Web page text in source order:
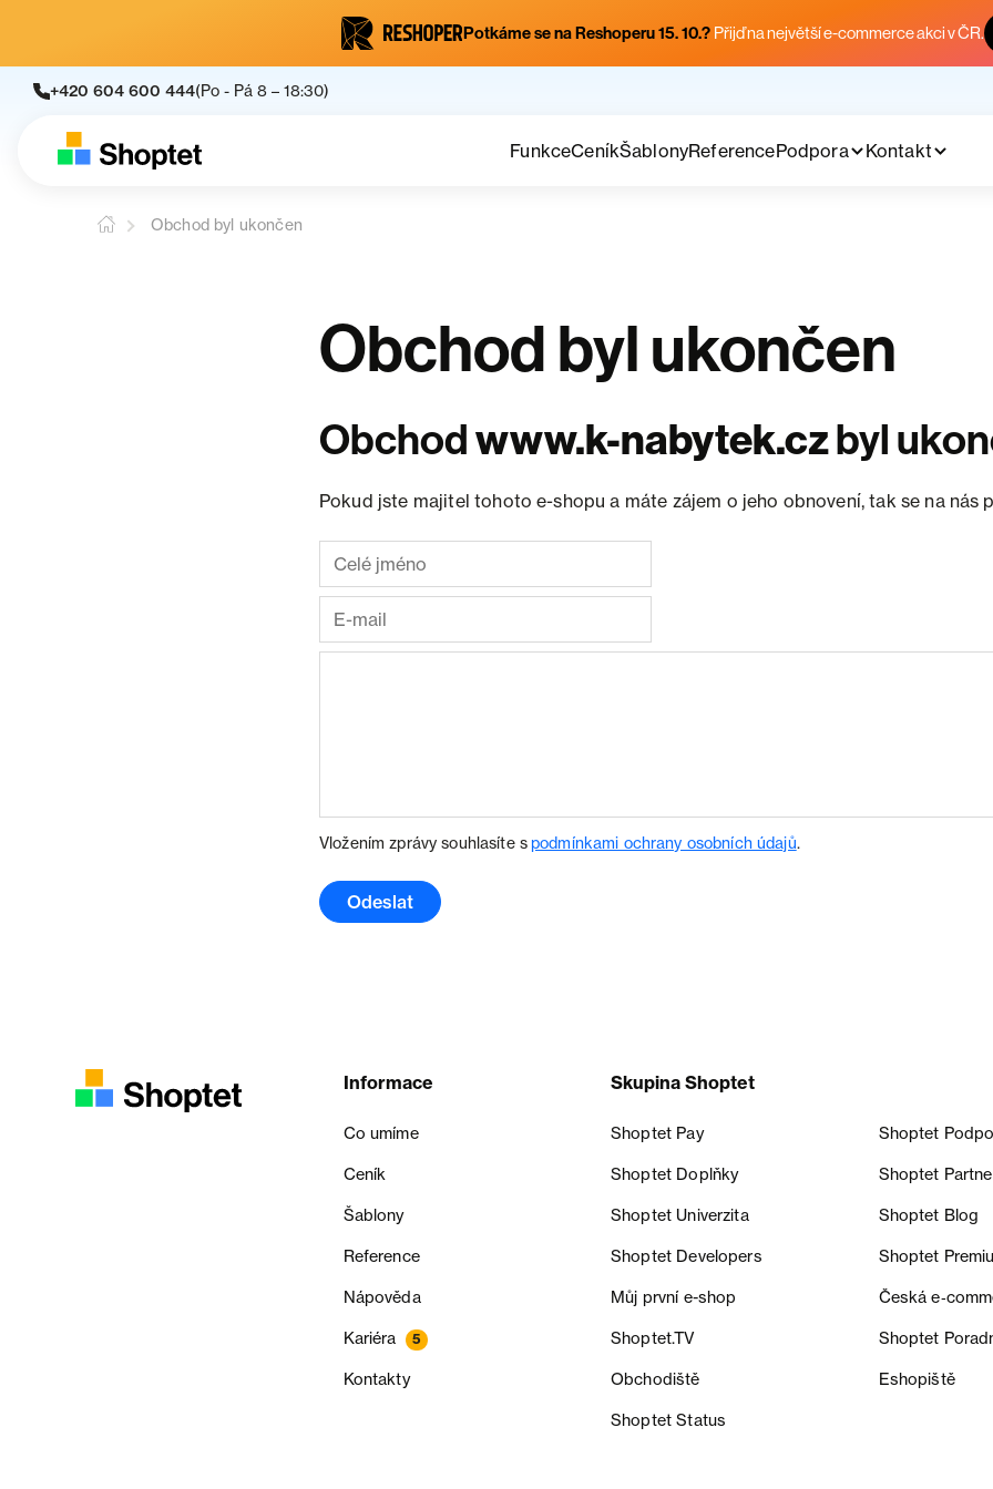
Potkáme se na Reshoperu 15. 10.? Přijď na největší e-commerce akci v ČR.
+420 604 600 444(Po - Pá 8 – 18:30)
FunkceCeníkŠablonyReferencePodpora Kontakt
Obchod byl ukončen
Obchod byl ukončen
Obchodwww.k-nabytek.czbyl
Pokud jste majitel tohoto e-shopu a máte zájem o jeho obnovení, tak se na nás
Vložením zprávy souhlasíte spodmínkami ochrany osobních údajů.
Odeslat
Informace
Co umíme
Ceník
Šablony
Reference
Nápověda
Kariéra 5
Kontakty
Skupina Shoptet
Shoptet Pay Shoptet
Shoptet Doplňky Shoptet
Shoptet Univerzita Shoptet Blog
Shoptet Developers Shoptet
Můj první e-shop Česká
Shoptet.TV Shoptet
Obchodiště Eshopiště
Shoptet Status